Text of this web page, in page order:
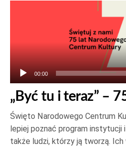
00:00
„Być tu i teraz” –
Święto Narodowego Centrum
lepiej poznać program instytucji
także ludzi, którzy ją tworzą. Ich